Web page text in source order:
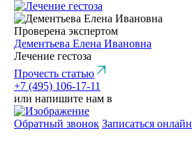
Проверена экспертом
Дементьева Елена Ивановна
Лечение гестоза
Прочесть статью
+7 (495) 106-17-11
или напишите нам в
Обратный звонок Записаться онлайн